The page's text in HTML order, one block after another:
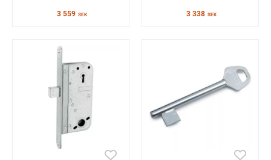
3 559 SEK 3 338 SEK